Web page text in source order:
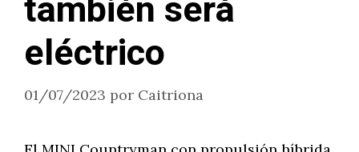
eléctrico
01/07/2023 por Caitriona